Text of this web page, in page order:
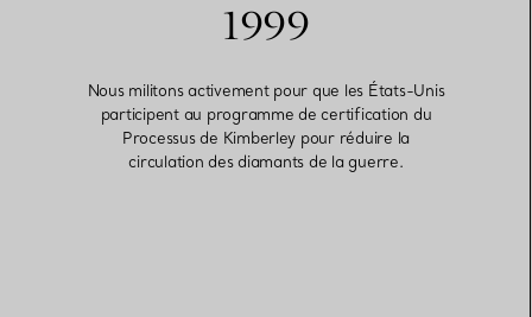
1999
Nous militons activement pour que les États-Unis
participent au programme de certification du
Processus de Kimberley pour réduire la
circulation des diamants de la guerre.